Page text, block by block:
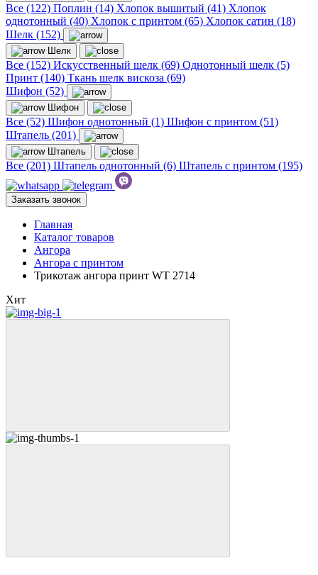
Все (122) Поплин (14) Хлопок вышитый (41) Хлопок
однотонный (40) Хлопок с принтом (65) Хлопок сатин (18)
Шелк (152)
Шелк
Все (152) Искусственный шелк (69) Однотонный шелк (5)
Принт (140) Ткань шелк вискоза (69)
Шифон (52)
Шифон
Все (52) Шифон однотонный (1) Шифон с принтом (51)
Штапель (201)
Штапель
Все (201) Штапель однотонный (6) Штапель с принтом (195)
Заказать звонок
Главная
Каталог товаров
Ангора
Ангора с принтом
Трикотаж ангора принт WT 2714
Хит